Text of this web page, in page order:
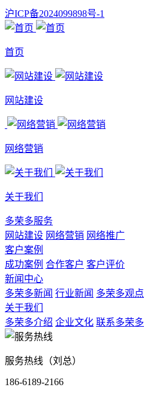
沪ICP备2024099898号-1
首页
网站建设
网络营销
关于我们
多荣多服务
网站建设 网络营销 网络推广
客户案例
成功案例 合作客户 客户评价
新闻中心
多荣多新闻 行业新闻 多荣多观点
关于我们
多荣多介绍 企业文化 联系多荣多
服务热线（刘总）
186-6189-2166